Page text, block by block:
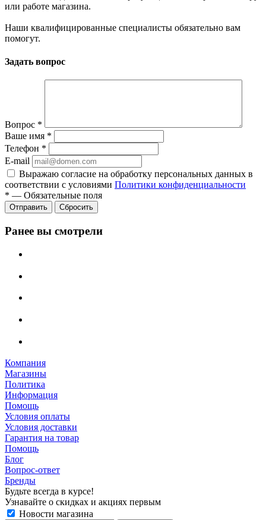
или работе магазина.
Наши квалифицированные специалисты обязательно вам
помогут.
Задать вопрос
Вопрос *
Ваше имя *
Телефон *
E-mail
Выражаю согласие на обработку персональных данных в
соответствии с условиями Политики конфиденциальности
* — Обязательные поля
Отправить Сбросить
Ранее вы смотрели
Компания
Магазины
Политика
Информация
Помощь
Условия оплаты
Условия доставки
Гарантия на товар
Помощь
Блог
Вопрос-ответ
Бренды
Будьте всегда в курсе!
Узнавайте о скидках и акциях первым
Новости магазина